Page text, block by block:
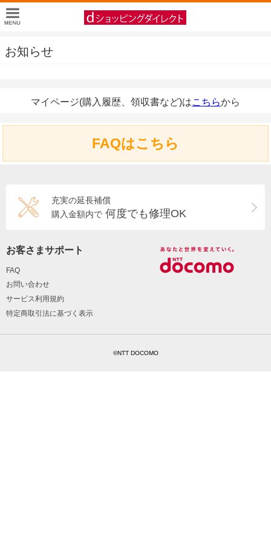
お知らせ
マイページ(購入履歴、領収書など)はこちらから
FAQはこちら
充実の延長補償
購入金額内で 何度でも修理OK
お客さまサポート
FAQ
お問い合わせ
サービス利用規約
特定商取引法に基づく表示
©NTT DOCOMO